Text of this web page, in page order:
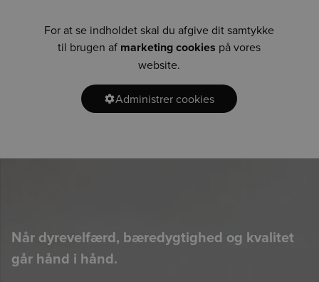
For at se indholdet skal du afgive dit samtykke
til brugen af marketing cookies på vores
website.
Administrer cookies
Når dyrevelfærd, bæredygtighed og kvalitet
går hånd i hånd.